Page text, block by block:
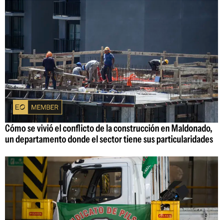
Cómo se vivió el conflicto de la construcción en Maldonado,
un departamento donde el sector tiene sus particularidades